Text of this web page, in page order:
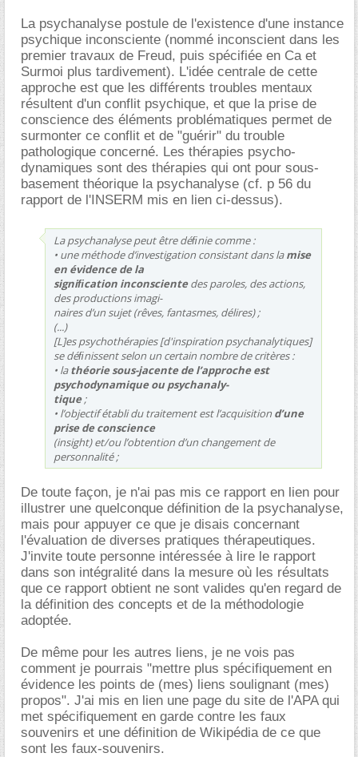
La psychanalyse postule de l'existence d'une instance
psychique inconsciente (nommé inconscient dans les
premier travaux de Freud, puis spécifiée en Ca et
Surmoi plus tardivement). L'idée centrale de cette
approche est que les différents troubles mentaux
résultent d'un conflit psychique, et que la prise de
conscience des éléments problématiques permet de
surmonter ce conflit et de "guérir" du trouble
pathologique concerné. Les thérapies psycho-
dynamiques sont des thérapies qui ont pour sous-
basement théorique la psychanalyse (cf. p 56 du
rapport de l'INSERM mis en lien ci-dessus).
La psychanalyse peut être déﬁnie comme :
• une méthode d’investigation consistant dans lamise
en évidence de la
signiﬁcation inconscientedes paroles, des actions,
des productions imagi-
naires d’un sujet (rêves, fantasmes, délires) ;
(...)
[L]es psychothérapies [d'inspiration psychanalytiques]
se déﬁnissent selon un certain nombre de critères :
• lathéorie sous-jacente de l’approche est
psychodynamique ou psychanaly-
tique;
• l’objectif établi du traitement est l’acquisition d’une
prise de conscience
(insight) et/ou l’obtention d’un changement de
personnalité ;
De toute façon, je n'ai pas mis ce rapport en lien pour
illustrer une quelconque définition de la psychanalyse,
mais pour appuyer ce que je disais concernant
l'évaluation de diverses pratiques thérapeutiques.
J'invite toute personne intéressée à lire le rapport
dans son intégralité dans la mesure où les résultats
que ce rapport obtient ne sont valides qu'en regard de
la définition des concepts et de la méthodologie
adoptée.
De même pour les autres liens, je ne vois pas
comment je pourrais "mettre plus spécifiquement en
évidence les points de (mes) liens soulignant (mes)
propos". J'ai mis en lien une page du site de l'APA qui
met spécifiquement en garde contre les faux
souvenirs et une définition de Wikipédia de ce que
sont les faux-souvenirs.